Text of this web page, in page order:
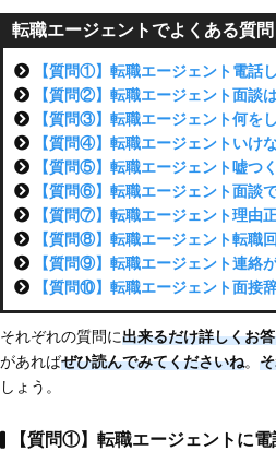
転職エージェントでよくある質問
【質問①】転職エージェント電話
【質問②】転職エージェント面談
【質問③】転職エージェント何を
【質問④】転職エージェントいけ
【質問⑤】転職エージェント嘘つ
【質問⑥】転職エージェント面談
【質問⑦】転職エージェント理由
【質問⑧】転職エージェント転職
【質問⑨】転職エージェント連絡
【質問⑩】転職エージェント面接
それぞれの質問に出来るだけ詳しくお
があればぜひ読んでみてくださいね。
しょう。
【質問①】転職エージェントに電